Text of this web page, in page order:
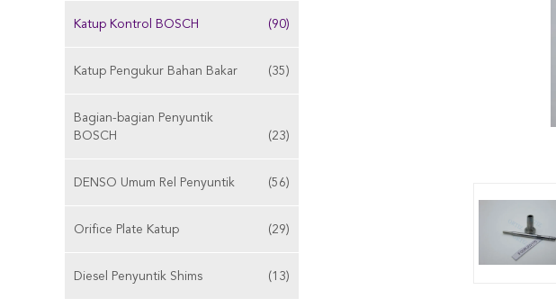
Katup Kontrol BOSCH (90)
Katup Pengukur Bahan Bakar (35)
Bagian-bagian Penyuntik
BOSCH
(23)
DENSO Umum Rel Penyuntik (56)
Orifice Plate Katup (29)
Diesel Penyuntik Shims (13)